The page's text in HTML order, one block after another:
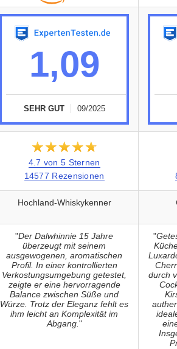
1,09
SEHR GUT 09/2025
★★★★★
☆☆☆☆☆
4.7 von 5 Sternen
14577 Rezensionen
Hochland-Whiskykenner
"Der Dalwhinnie 15 Jahre
überzeugt mit seinem
ausgewogenen, aromatischen
Profil. In einer kontrollierten
Verkostungsumgebung getestet,
zeigte er eine hervorragende
Balance zwischen Süße und
Würze. Trotz der Eleganz fehlt es
ihm leicht an Komplexität im
Abgang."
"
durch